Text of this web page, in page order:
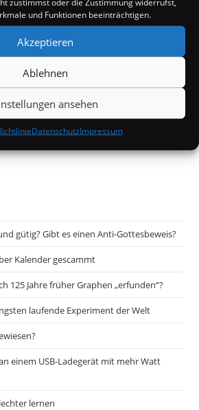
und Funktionen beeinträchtigen.
Akzeptieren
Ablehnen
ansehen
DatenschutzImpressum
gütig? Gibt es einen Anti-Gottesbeweis?
Kalender gescammt
125 Jahre früher Graphen „erfunden“?
laufende Experiment der Welt
einem USB-Ladegerät mit mehr Watt
lernen